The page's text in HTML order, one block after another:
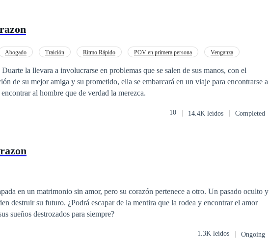
Abogado Traición Ritmo Rápido POV en primera persona
Venganza
la llevara a involucrarse en problemas que se salen de sus manos, con el
de su mejor amiga y su prometido, ella se embarcará en un viaje para encontrarse a
al hombre que de verdad la merezca.
10 14.4K leídos Completed
en un matrimonio sin amor, pero su corazón pertenece a otro. Un pasado oculto y
destruir su futuro. ¿Podrá escapar de la mentira que la rodea y encontrar el amor
sueños destrozados para siempre?
1.3K leídos Ongoing